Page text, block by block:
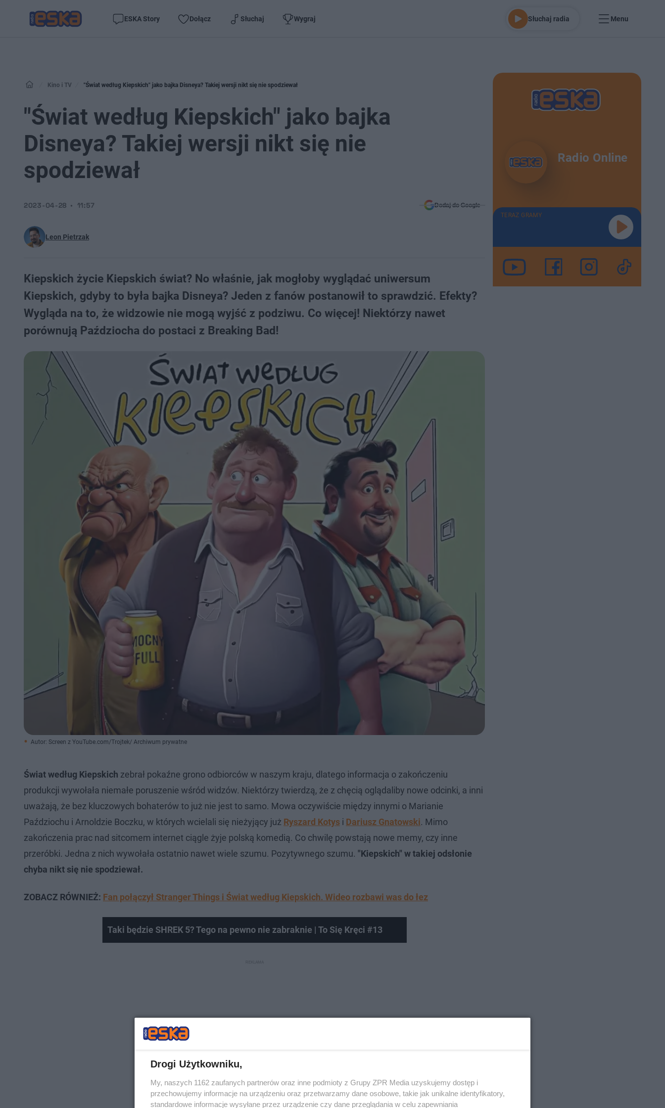
ESKA Story Dołącz Słuchaj Wygraj Słuchaj radia Menu
Kino i TV "Świat według Kiepskich" jako bajka Disneya? Takiej wersji nikt się nie spodziewał
"Świat według Kiepskich" jako bajka
Disneya? Takiej wersji nikt się nie
spodziewał
Leon Pietrzak
2023-04-28 11:57 Dodaj do Google
Kiepskich życie Kiepskich świat? No właśnie, jak mogłoby wyglądać uniwersum
Kiepskich, gdyby to była bajka Disneya? Jeden z fanów postanowił to sprawdzić. Efekty?
Wygląda na to, że widzowie nie mogą wyjść z podziwu. Co więcej! Niektórzy nawet
porównują Paździocha do postaci z Breaking Bad!
Autor: Screen z YouTube.com/Trojtek/ Archiwum prywatne
Świat według Kiepskich zebrał pokaźne grono odbiorców w naszym kraju, dlatego informacja o zakończeniu
produkcji wywołała niemałe poruszenie wśród widzów. Niektórzy twierdzą, że z chęcią oglądaliby nowe odcinki, a inni
uważają, że bez kluczowych bohaterów to już nie jest to samo. Mowa oczywiście między innymi o Marianie
Paździochu i Arnoldzie Boczku, w których wcielali się nieżyjący już Ryszard Kotys i Dariusz Gnatowski. Mimo
zakończenia prac nad sitcomem internet ciągle żyje polską komedią. Co chwilę powstają nowe memy, czy inne
przeróbki. Jedna z nich wywołała ostatnio nawet wiele szumu. Pozytywnego szumu. "Kiepskich" w takiej odsłonie
chyba nikt się nie spodziewał.
ZOBACZ RÓWNIEŻ: Fan połączył Stranger Things i Świat według Kiepskich. Wideo rozbawi was do łez
Taki będzie SHREK 5? Tego na pewno nie zabraknie | To Się Kręci #13
Radio Online
TERAZ GRAMY
Drogi Użytkowniku,
My, naszych 1162 zaufanych partnerów oraz inne podmioty z Grupy ZPR Media uzyskujemy dostęp i
przechowujemy informacje na urządzeniu oraz przetwarzamy dane osobowe, takie jak unikalne identyfikatory,
standardowe informacje wysyłane przez urządzenie czy dane przeglądania w celu zapewniania